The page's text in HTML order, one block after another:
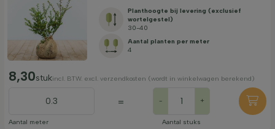
Planthoogte bij levering (exclusief
wortelgestel)
30-40
Aantal planten per meter
4
8,30stukincl. BTW. excl. verzendkosten (wordt in winkelwagen berekend)
Aantal meter
= - +
Aantal stuks